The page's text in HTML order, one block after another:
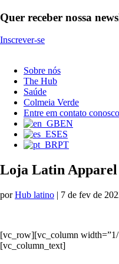
Quer receber nossa
Inscrever-se
Sobre nós
The Hub
Saúde
Colmeia Verde
Entre em contato conosco
EN
ES
PT
Loja Latin Apparel
porHub latino | 7 de fev de
[vc_row][vc_column width=”1/
[vc_column_text]